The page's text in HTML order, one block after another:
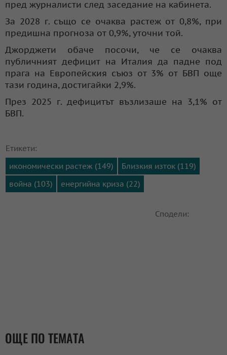
пред журналисти след заседание на кабинета.
За 2028 г. също се очаква растеж от 0,8%, при
предишна прогноза от 0,9%, уточни той.
Джорджети обаче посочи, че се очаква
публичният дефицит на Италия да падне под
прага на Европейския съюз от 3% от БВП още
тази година, достигайки 2,9%.
През 2025 г. дефицитът възлизаше на 3,1% от
БВП.
Етикети:
икономически растеж (149)
Близкия изток (119)
война (103)
енергийна криза (22)
Сподели:
ОЩЕ ПО ТЕМАТА